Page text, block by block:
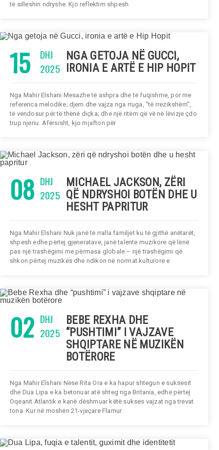
të silleshin ndryshe. Kjo reflektim shpesh
15
DHJ
2025
NGA GETOJA NË GUCCI,
IRONIA E ARTË E HIP HOPIT
Nga Mahir Elshani Mesazhe të ashpra dhe të fuqishme, por me
referenca melodike; djem dhe vajza nga rruga, “të rrezikshëm”,
të vendosur për të thënë diçka; dhe një ritëm që vë në lëvizje çdo
trup njeriu. Afërsisht, kjo mjafton për
08 DHJ
2025
MICHAEL JACKSON, ZËRI
QË NDRYSHOI BOTËN DHE U
HESHT PAPRITUR
Nga Mahir Elshani Nuk janë të rralla familjet ku të gjithë anëtarët,
shpesh edhe përtej gjeneratave, janë talente muzikore që lënë
pas një trashëgimi me përmasa globale – një trashëgimi që
shkon përtej muzikës dhe ndikon në normat kulturore e
02 DHJ
2025
BEBE REXHA DHE
“PUSHTIMI” I VAJZAVE
SHQIPTARE NË MUZIKËN
BOTËRORE
Nga Mahir Elshani Nëse Rita Ora e ka hapur shtegun e suksesit
dhe Dua Lipa e ka betonuar atë shteg nga Britania, edhe përtej
Oqeanit Atlantik e kanë dëshmuar këtë sukses vajzat nga trevat
tona. Kur në moshën 21-vjeçare Flamur